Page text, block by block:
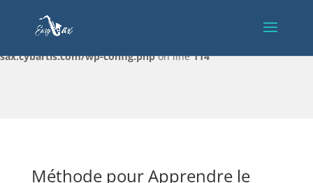
Warning: Constant DISALLOW_FILE_EDIT already defined in
/home/clients/c32e027febb4153914c27c03d07ed5f5/sites/easy-
sax.cybartis.com/wp-config.phpon line114
Méthode pour Apprendre le